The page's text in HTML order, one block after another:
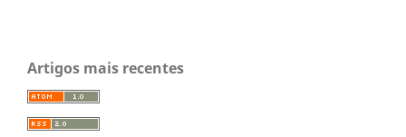
Artigos mais recentes